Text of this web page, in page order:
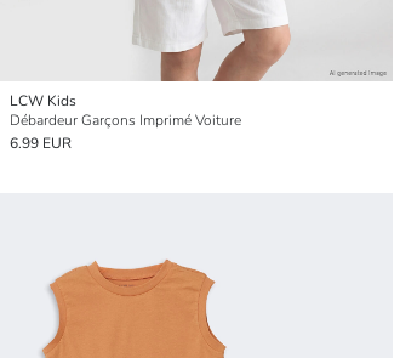
LCW Kids
Débardeur Garçons Imprimé Voiture
6.99 EUR